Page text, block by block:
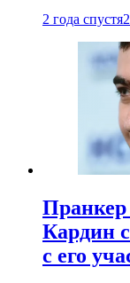
2 года спустя
Пранкер
Кардин
с его